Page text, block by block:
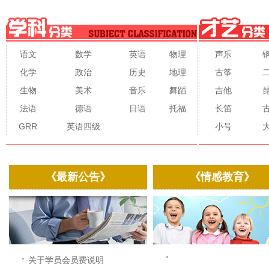
语文 数学 英语
物理
化学
政治 历史
地理
生物
美术 音乐
舞蹈
法语
德语 日语
托福
GRR
英语四级
声乐
古筝
吉他
长笛
小号
《最新公告》
· 关于学员会员费说明
《情感教育》
·